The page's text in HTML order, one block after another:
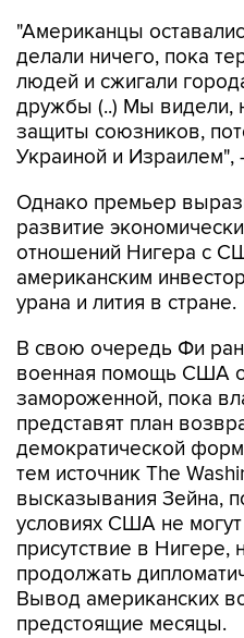
"Американцы
делали ничего, пока
людей и сжигали
дружбы (..) Мы видели,
защиты союзников,
Украиной и Израилем",
Однако премьер
развитие
отношений Нигера с
американским
урана и лития в стране.
В свою очередь Фи
военная помощь США
замороженной, пока
представят план
демократической
тем источник The
высказывания Зейна,
условиях США не
присутствие в Нигере,
продолжать
Вывод американских
предстоящие месяцы.